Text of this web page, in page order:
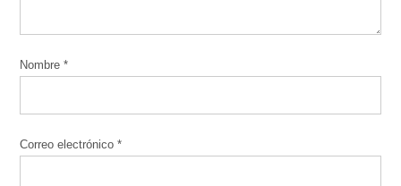
Nombre*
Correo electrónico*